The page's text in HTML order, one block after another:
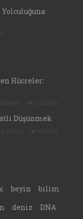
Hücreler:
Düşünmek
beyin
bilim
deniz DNA